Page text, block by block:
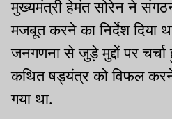
मुख्यमंत्री हेमंत सोरेन ने
मजबूत करने का निर्देश दिया
जनगणना से जुड़े मुद्दों पर
कथित षड्यंत्र को विफल
गया था.